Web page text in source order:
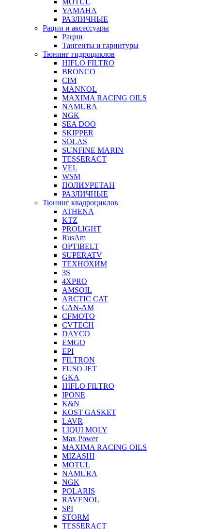
MOTUL
YAMAHA
РАЗЛИЧНЫЕ
Рации и аксессуары
Рации
Тангенты и гарнитуры
Тюнинг гидроциклов
HIFLO FILTRO
BRONCO
CIM
MANNOL
MAXIMA RACING OILS
NAMURA
NGK
SEA DOO
SKIPPER
SOLAS
SUNFINE MARIN
TESSERACT
VEL
WSM
ПОЛИУРЕТАН
РАЗЛИЧНЫЕ
Тюнинг квадроциклов
ATHENA
KTZ
PROLIGHT
RusAm
OPTIBELT
SUPERATV
ТЕХНОХИМ
3S
4XPRO
AMSOIL
ARCTIC CAT
CAN-AM
CFMOTO
CVTECH
DAYCO
EMGO
EPI
FILTRON
FUSO JET
GKA
HIFLO FILTRO
IPONE
K&N
KOST GASKET
LAVR
LIQUI MOLY
Max Power
MAXIMA RACING OILS
MIZASHI
MOTUL
NAMURA
NGK
POLARIS
RAVENOL
SPI
STORM
TESSERACT